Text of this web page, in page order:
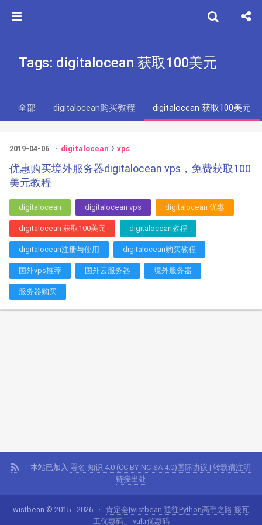
Tags: digitalocean 获取100美元
全部 digitalocean购买教程 digitalocean 获取100美元
2019-04-06 digitalocean vps
优惠购买境外服务器digitalocean vps，免费获取100
美元教程
digitalocean digitalocean vps digitalocean 优惠
digitalocean 获取100美元 digitalocean教程
digitalocean注册与使用 digitalocean购买教程
国外vps推荐 国外云服务器 境外服务器
服务器购买
本站已加入 署名-知识 4.0 (CC BY-NC-SA 4.0)国际协议 | 转载请注明
链接出处
wistbean © 2015 - 2026 肯定会|wistbean 通往Python高手之路 搬瓦
工优惠码、 vultr优惠码